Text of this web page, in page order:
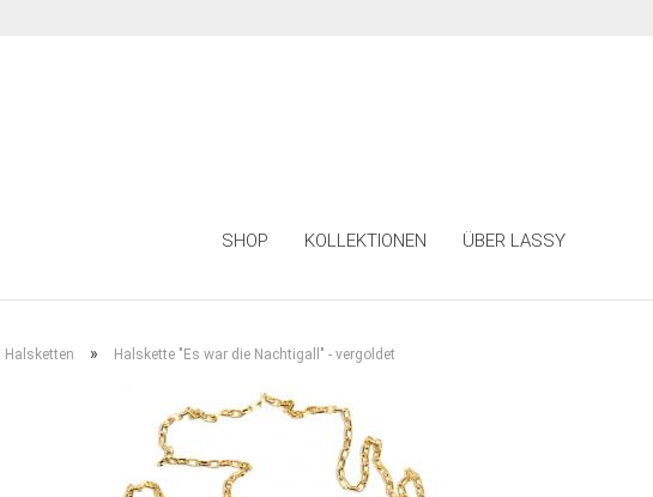
SHOP KOLLEKTIONEN ÜBER LASSY
Halsketten » Halskette "Es war die Nachtigall" - vergoldet